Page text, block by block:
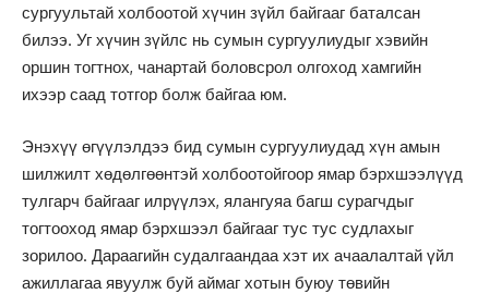
сургуультай холбоотой хүчин зүйл байгааг баталсан
билээ. Уг хүчин зүйлс нь сумын сургуулиудыг хэвийн
оршин тогтнох, чанартай боловсрол олгоход хамгийн
ихээр саад тотгор болж байгаа юм.
Энэхүү өгүүлэлдээ бид сумын сургуулиудад хүн амын
шилжилт хөдөлгөөнтэй холбоотойгоор ямар бэрхшээлүүд
тулгарч байгааг илрүүлэх, ялангуяа багш сурагчдыг
тогтооход ямар бэрхшээл байгааг тус тус судлахыг
зорилоо. Дараагийн судалгаандаа хэт их ачаалалтай үйл
ажиллагаа явуулж буй аймаг хотын буюу төвийн